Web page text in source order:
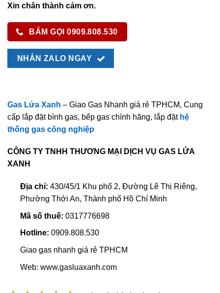
Xin chân thành cảm ơn.
BẤM GỌI 0909.808.530
NHẮN ZALO NGAY
Gas Lửa Xanh – Giao Gas Nhanh giá rẻ TPHCM, Cung
cấp lắp đặt bình gas, bếp gas chính hãng, lắp đặt hệ
thống gas công nghiệp
CÔNG TY TNHH THƯƠNG MẠI DỊCH VỤ GAS LỬA
XANH
Địa chỉ: 430/45/1 Khu phố 2, Đường Lê Thị Riêng,
Phường Thới An, Thành phố Hồ Chí Minh
Mã số thuế: 0317776698
Hotline: 0909.808.530
Giao gas nhanh giá rẻ TPHCM
Web: www.gasluaxanh.com